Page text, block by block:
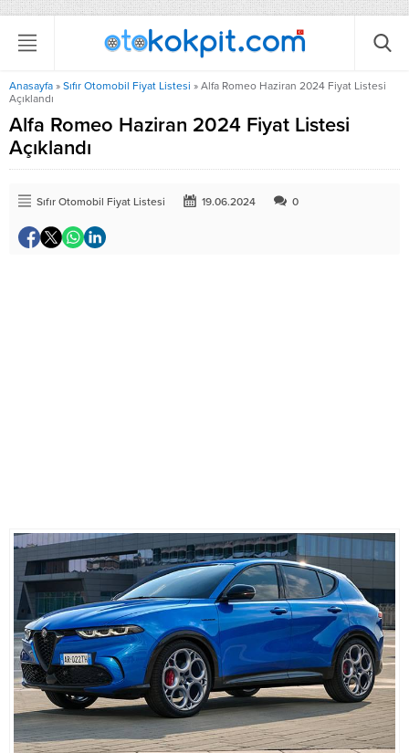
Anasayfa » Sıfır Otomobil Fiyat Listesi » Alfa Romeo Haziran 2024 Fiyat Listesi
Açıklandı
Alfa Romeo Haziran 2024 Fiyat Listesi
Açıklandı
Sıfır Otomobil Fiyat Listesi 19.06.2024 0